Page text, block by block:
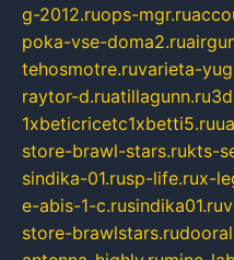
g-2012.ruops-mgr.ru
poka-vse-doma2.ru
tehosmotre.ruvarieta-
raytor-d.ruatillagunn.ru
1xbeticricetc1xbetti5.ru
store-brawl-stars.rukts-
sindika-01.rusp-life.rux-
e-abis-1-c.rusindika01.ru
store-brawlstars.ru